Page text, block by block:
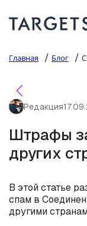
Главная / Блог /
Редакция
Штрафы
других
В этой статье
спам в
другими